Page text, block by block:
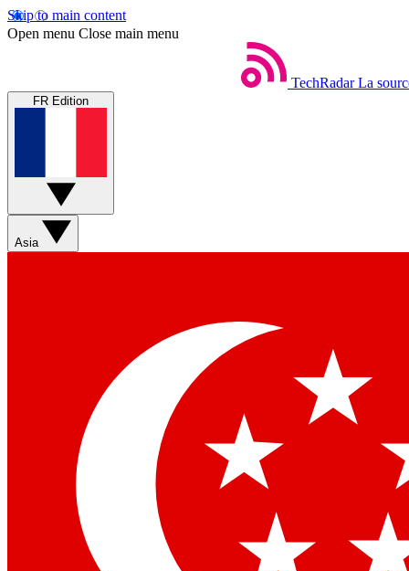
Skip to main content
Open menu Close main menu
TechRadar La
FR Edition
Asia